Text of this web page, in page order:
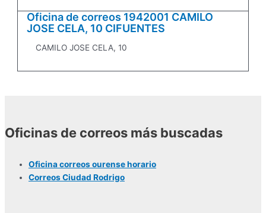
Oficina de correos 1942001 CAMILO
JOSE CELA, 10 CIFUENTES
CAMILO JOSE CELA, 10
Oficinas de correos más buscadas
Oficina correos ourense horario
Correos Ciudad Rodrigo